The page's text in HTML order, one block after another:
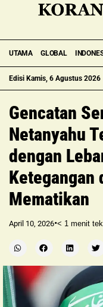
Edisi Kamis, 6 Agustus 2026
UTAMA GLOBAL
Gencatan
Netanyahu
dengan
Ketegangan
Mematikan
April 10, 2026•< 1 menit